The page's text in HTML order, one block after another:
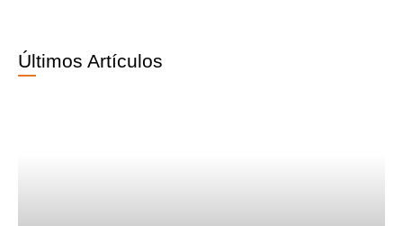
Últimos Artículos